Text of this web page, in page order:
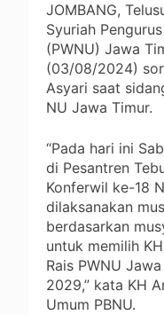
JOMBANG,
Syuriah
(PWNU) Jawa
(03/08/2024)
Asyari saat
NU Jawa Timur.
“Pada hari ini
di Pesantren
Konferwil ke-18
dilaksanakan
berdasarkan
untuk memilih
Rais PWNU
2029,” kata KH
Umum PBNU.